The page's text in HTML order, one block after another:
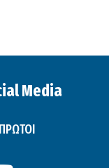
Media